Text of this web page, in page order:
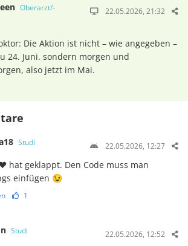
Oberarzt/-
22.05.2026, 21:32
Die Aktion ist nicht – wie angegeben –
24. Juni. sondern morgen und
also jetzt im Mai.
Studi 22.05.2026, 12:27
hat geklappt. Den Code muss man
einfügen 😉
1
Studi 22.05.2026, 12:52